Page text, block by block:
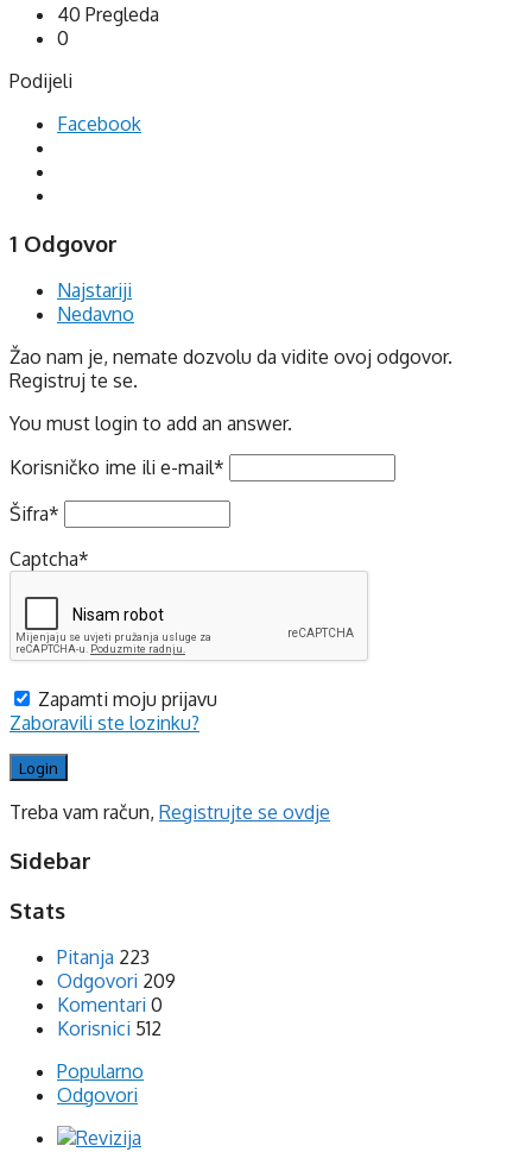
40 Pregleda
0
Podijeli
Facebook
1 Odgovor
Najstariji
Nedavno
Žao nam je, nemate dozvolu da vidite ovoj odgovor.
Registruj te se.
You must login to add an answer.
Korisničko ime ili e-mail*
Šifra*
Captcha*
Zapamti moju prijavu
Zaboravili ste lozinku?
Treba vam račun, Registrujte se ovdje
Sidebar
Stats
Pitanja 223
Odgovori 209
Komentari 0
Korisnici 512
Popularno
Odgovori